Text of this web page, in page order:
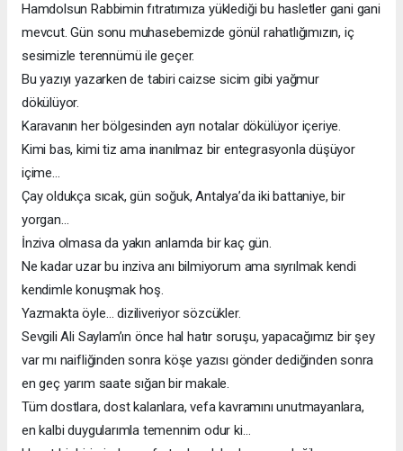
Hamdolsun Rabbimin fıtratımıza yüklediği bu hasletler gani gani
mevcut. Gün sonu muhasebemizde gönül rahatlığımızın, iç
sesimizle terennümü ile geçer.
Bu yazıyı yazarken de tabiri caizse sicim gibi yağmur
dökülüyor.
Karavanın her bölgesinden ayrı notalar dökülüyor içeriye.
Kimi bas, kimi tiz ama inanılmaz bir entegrasyonla düşüyor
içime…
Çay oldukça sıcak, gün soğuk, Antalya’da iki battaniye, bir
yorgan…
İnziva olmasa da yakın anlamda bir kaç gün.
Ne kadar uzar bu inziva anı bilmiyorum ama sıyrılmak kendi
kendimle konuşmak hoş.
Yazmakta öyle… diziliveriyor sözcükler.
Sevgili Ali Saylam’ın önce hal hatır soruşu, yapacağımız bir şey
var mı naifliğinden sonra köşe yazısı gönder dediğinden sonra
en geç yarım saate sığan bir makale.
Tüm dostlara, dost kalanlara, vefa kavramını unutmayanlara,
en kalbi duygularımla temennim odur ki…